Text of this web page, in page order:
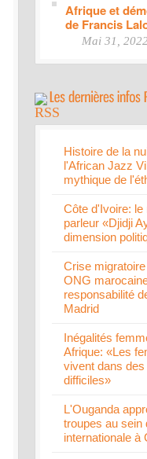
Afrique et
de Francis
Mai 31, 2022
Histoire de la
l'African Jazz
mythique de
Côte d'Ivoire: le
parleur «Djidji
dimension
Crise
ONG
responsabilité
Madrid
Inégalités
Afrique: «Les
vivent dans
difficiles»
L'Ouganda
troupes au sein
internationale à